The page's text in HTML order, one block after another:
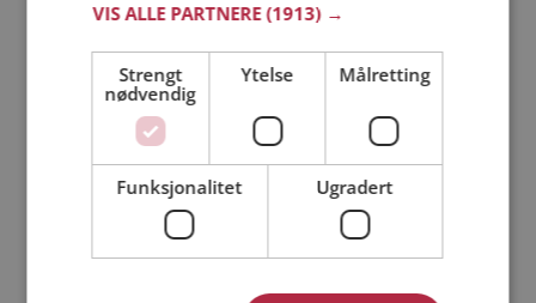
Bli medlem gratis!
Jeg er en:
VIS ALLE PARTNERE(1913) →
Strengt
nødvendig
Ytelse Målretting
Funksjonalitet Ugradert